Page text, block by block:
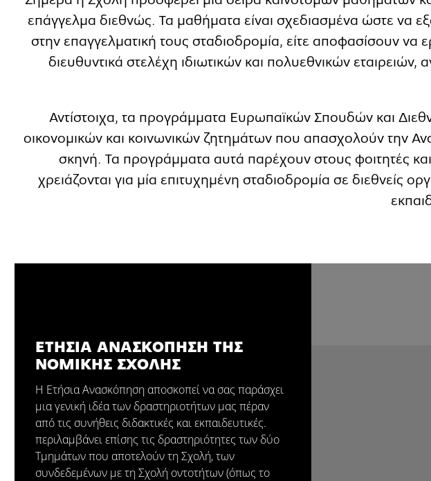
επάγγελμα διεθνώς. Τα μαθήματα είναι σχεδιασμένα ώστε να
στην επαγγελματική τους σταδιοδρομία, είτε αποφασίσουν να
διευθυντικά στελέχη ιδιωτικών και πολυεθνικών
Αντίστοιχα, τα προγράμματα Ευρωπαϊκών Σπουδών και
οικονομικών και κοινωνικών ζητημάτων που απασχολούν την
σκηνή. Τα προγράμματα αυτά παρέχουν στους φοιτητές και
χρειάζονται για μία επιτυχημένη σταδιοδρομία σε διεθνείς
ΕΤΗΣΙΑ ΑΝΑΣΚΟΠΗΣΗ ΤΗΣ
ΝΟΜΙΚΗΣ ΣΧΟΛΗΣ
Η Ετήσια Ανασκόπηση αποσκοπεί να σας παράσχει
μια γενική ιδέα των δραστηριοτήτων μας πέραν
από τις συνήθεις διδακτικές και εκπαιδευτικές.
περιλαμβάνει επίσης τις δραστηριότητες των δύο
Τμημάτων που αποτελούν τη Σχολή, των
συνδεδεμένων με τη Σχολή οντοτήτων (όπως το